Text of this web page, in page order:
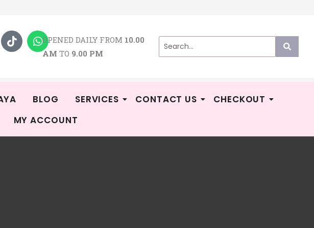
i
k
k
h
a
a
p
OPENED DAILY FROM 10.00
AM TO 9.00 PM
BLOG SERVICES CONTACT US
CHECKOUT
MY ACCOUNT